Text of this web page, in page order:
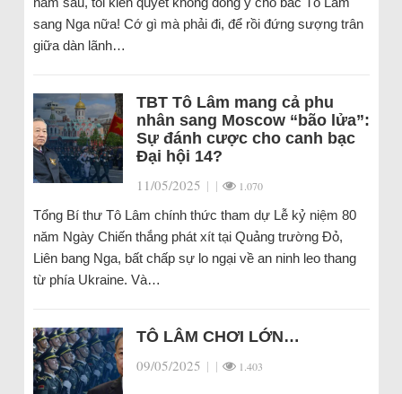
sang Nga nữa! Cớ gì mà phải đi, để rồi đứng sượng trân
giữa dàn lãnh…
TBT Tô Lâm mang cả phu
nhân sang Moscow “bão lửa”:
Sự đánh cược cho canh bạc
Đại hội 14?
11/05/2025 | | 1.070
Tổng Bí thư Tô Lâm chính thức tham dự Lễ kỷ niệm 80
năm Ngày Chiến thắng phát xít tại Quảng trường Đỏ,
Liên bang Nga, bất chấp sự lo ngại về an ninh leo thang
từ phía Ukraine. Và…
TÔ LÂM CHƠI LỚN…
09/05/2025 | | 1.403